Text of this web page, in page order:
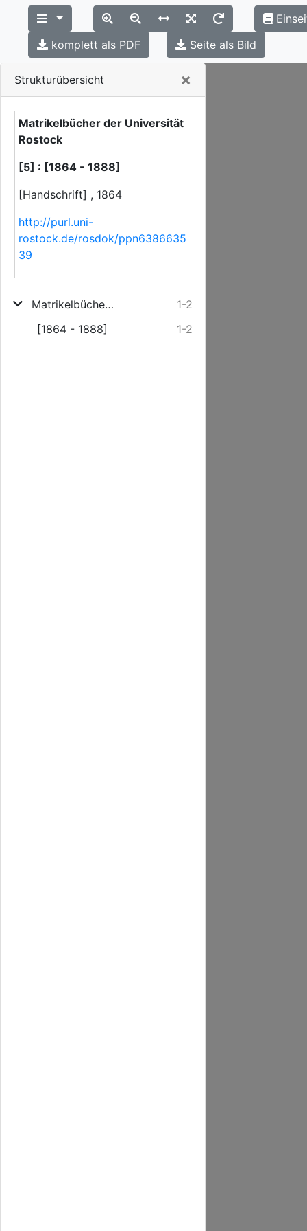
Strukturübersicht ×
Matrikelbücher der Universität
Rostock
[5] : [1864 - 1888]
[Handschrift] , 1864
http://purl.uni-
rostock.de/rosdok/ppn6386635
39
Matrikelbücher der Universität Rostock
1-2
[1864 - 1888]
1-2
komplett als PDF
Seite als Bild